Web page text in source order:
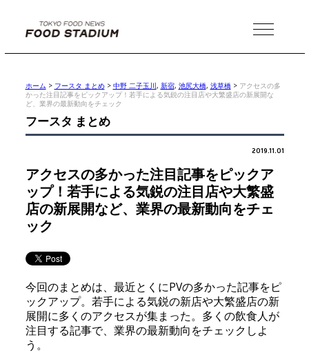
MENU
ホーム > フースタ まとめ> 中野 二子玉川, 新宿, 池尻大橋, 浅草橋> アクセスの多
かった注目記事をピックアップ！若手による気鋭の注目店や大繁盛店の新展開な
ど、業界の最新動向をチェック
フースタ まとめ
2019.11.01
アクセスの多かった注目記事をピックア
ップ！若手による気鋭の注目店や大繁盛
店の新展開など、業界の最新動向をチェ
ック
今回のまとめは、最近とくにPVの多かった記事をピ
ックアップ。若手による気鋭の新店や大繁盛店の新
展開に多くのアクセスが集まった。多くの飲食人が
注目する記事で、業界の最新動向をチェックしよ
う。